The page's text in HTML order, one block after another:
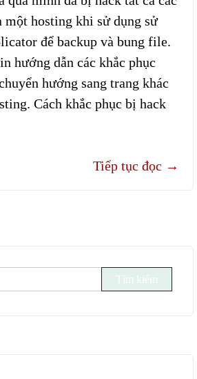
một hosting khi sử dụng sử
để backup và bung file.
hướng dẫn các khắc phục
hướng sang trang khác
Cách khắc phục bị hack
Tiếp tục đọc →